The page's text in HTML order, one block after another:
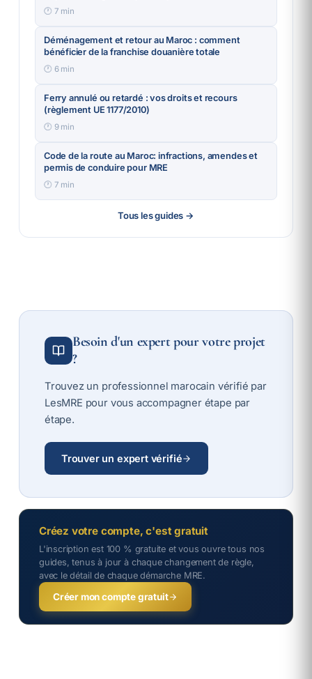
Besoin d'un expert pour votre projet
?
Trouvez un professionnel marocain vérifié par
LesMRE pour vous accompagner étape par
étape.
Trouver un expert vérifié
Créez votre compte, c'est gratuit
L'inscription est 100 % gratuite et vous ouvre tous nos
guides, tenus à jour à chaque changement de règle,
avec le détail de chaque démarche MRE.
Créer mon compte gratuit
🕐 7 min
Déménagement et retour au Maroc : comment
bénéficier de la franchise douanière totale
🕐 6min
Ferry annulé ou retardé : vos droits et recours
(règlement UE 1177/2010)
🕐 9min
Code de la route au Maroc: infractions, amendes et
permis de conduire pour MRE
🕐 7 min
Tous les guides →